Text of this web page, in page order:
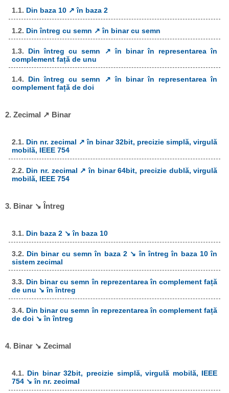
1.1. Din baza 10 ↗ în baza 2
1.2. Din întreg cu semn ↗ în binar cu semn
1.3. Din întreg cu semn ↗ în binar în representarea în
complement față de unu
1.4. Din întreg cu semn ↗ în binar în representarea în
complement față de doi
2. Zecimal ↗ Binar
2.1. Din nr. zecimal ↗ în binar 32bit, precizie simplă, virgulă
mobilă, IEEE 754
2.2. Din nr. zecimal ↗ în binar 64bit, precizie dublă, virgulă
mobilă, IEEE 754
3. Binar ↘ Întreg
3.1. Din baza 2 ↘ în baza 10
3.2. Din binar cu semn în baza 2 ↘ în întreg în baza 10 în
sistem zecimal
3.3. Din binar cu semn în reprezentarea în complement față
de unu ↘ în întreg
3.4. Din binar cu semn în reprezentarea în complement față
de doi ↘ în întreg
4. Binar ↘ Zecimal
4.1. Din binar 32bit, precizie simplă, virgulă mobilă, IEEE
754 ↘ în nr. zecimal